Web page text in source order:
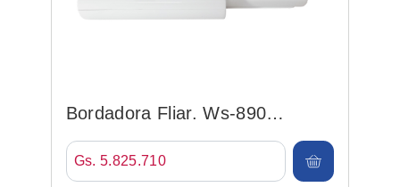
Bordadora Fliar. Ws-890
Westman
Gs. 5.825.710